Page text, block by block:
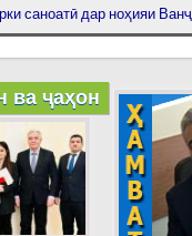
саноатӣ дар ноҳияи Ванҷ
ва ҷаҳон